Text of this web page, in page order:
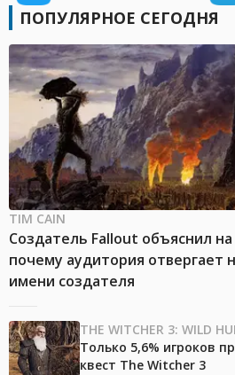
ПОПУЛЯРНОЕ СЕГОДНЯ
TIM CAIN
Создатель Fallout объяснил
почему аудитория отвергает
имени создателя
THE WITCHER 3: WILD
Только 5,6% игроков
квест The Witcher 3